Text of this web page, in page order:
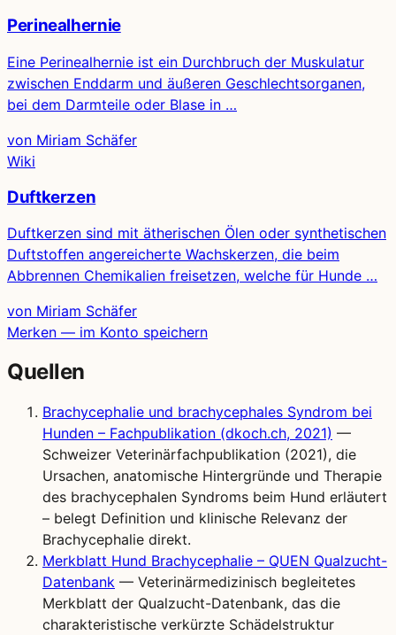
Perinealhernie
Eine Perinealhernie ist ein Durchbruch der Muskulatur
zwischen Enddarm und äußeren Geschlechtsorganen,
bei dem Darmteile oder Blase in …
von Miriam Schäfer
Wiki
Duftkerzen
Duftkerzen sind mit ätherischen Ölen oder synthetischen
Duftstoffen angereicherte Wachskerzen, die beim
Abbrennen Chemikalien freisetzen, welche für Hunde …
von Miriam Schäfer
Merken — im Konto speichern
Quellen
Brachycephalie und brachycephales Syndrom bei
Hunden – Fachpublikation (dkoch.ch, 2021) —
Schweizer Veterinärfachpublikation (2021), die
Ursachen, anatomische Hintergründe und Therapie
des brachycephalen Syndroms beim Hund erläutert
– belegt Definition und klinische Relevanz der
Brachycephalie direkt.
Merkblatt Hund Brachycephalie – QUEN Qualzucht-
Datenbank — Veterinärmedizinisch begleitetes
Merkblatt der Qualzucht-Datenbank, das die
charakteristische verkürzte Schädelstruktur